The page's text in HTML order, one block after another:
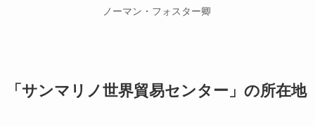
ノーマン・フォスター卿
「サンマリノ世界貿易センター」の所在地